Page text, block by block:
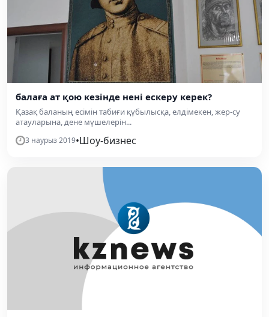
балаға ат қою кезінде нені ескеру керек?
Қазақ баланың есімін табиғи құбылысқа, елдімекен, жер-су
атауларына, дене мүшелерін...
3 наурыз 2019•Шоу-бизнес